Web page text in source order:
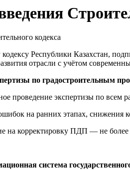
Республики Казахстан,
отрасли с учётом
по градостроительным
проведение экспертизы по
на ранних этапах, снижения
на корректировку ПДП — не более
система